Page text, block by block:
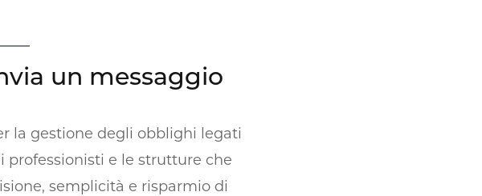
un messaggio
la gestione degli obblighi legati
e le strutture che
semplicità e risparmio di